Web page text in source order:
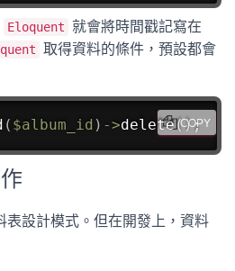
Eloquent 就會將時間戳記寫在
取得資料的條件，預設都會
( $album_id ) ->delete();
COPY
表設計模式。但在開發上，資料